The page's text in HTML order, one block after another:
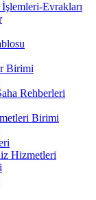
Evrakları
Birimi
Rehberleri
Birimi
Hizmetleri